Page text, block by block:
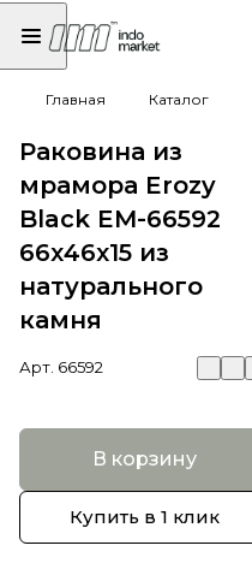
Главная Каталог
Раковина из
мрамора Erozy
Black EM-66592
66х46х15 из
натурального
камня
Арт. 66592
В корзину
Купить в 1 клик